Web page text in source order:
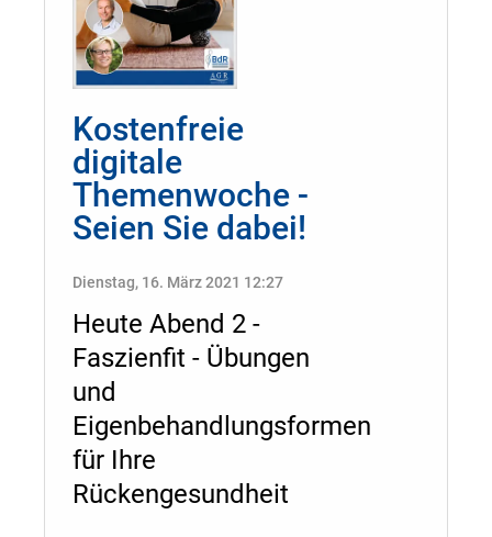
Kostenfreie
digitale
Themenwoche -
Seien Sie dabei!
Dienstag, 16. März 2021 12:27
Heute Abend 2 -
Faszienfit - Übungen
und
Eigenbehandlungsformen
für Ihre
Rückengesundheit